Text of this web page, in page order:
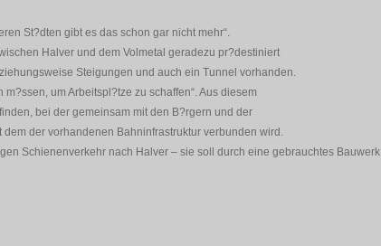
St?dten gibt es das schon gar nicht mehr“.
Halver und dem Volmetal geradezu pr?destiniert
Steigungen und auch ein Tunnel vorhanden.
um Arbeitspl?tze zu schaffen“. Aus diesem
bei der gemeinsam mit den B?rgern und der
der vorhandenen Bahninfrastruktur verbunden wird.
Schienenverkehr nach Halver – sie soll durch eine gebrauchtes Bauwerk